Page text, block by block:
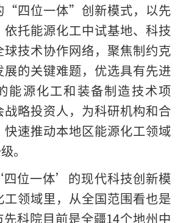
“四位一体”创新模式，以先
托能源化工中试基地、科技
球技术协作网络，聚焦制约克
展的关键难题，优选具有先进
能源化工和装备制造技术项
战略投资人，为科研机构和合
快速推动本地区能源化工领域
。
位一体’的现代科技创新模
工领域里，从全国范围看也是
科院目前是全疆14个地州中